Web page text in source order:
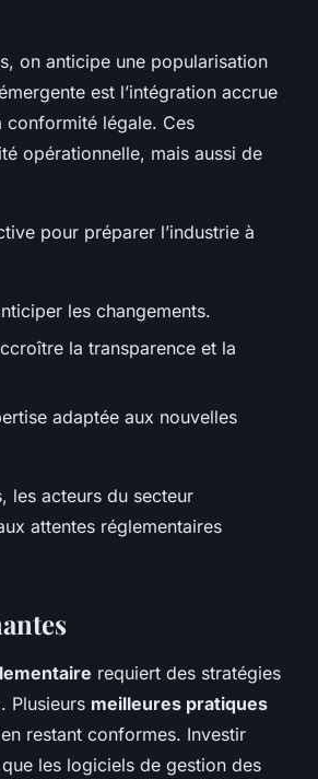
on anticipe une popularisation
est l’intégration accrue
conformité légale. Ces
opérationnelle, mais aussi de
pour préparer l’industrie à
les changements.
la transparence et la
adaptée aux nouvelles
les acteurs du secteur
attentes réglementaires
requiert des stratégies
. Plusieurs meilleures pratiques
restant conformes. Investir
les logiciels de gestion des